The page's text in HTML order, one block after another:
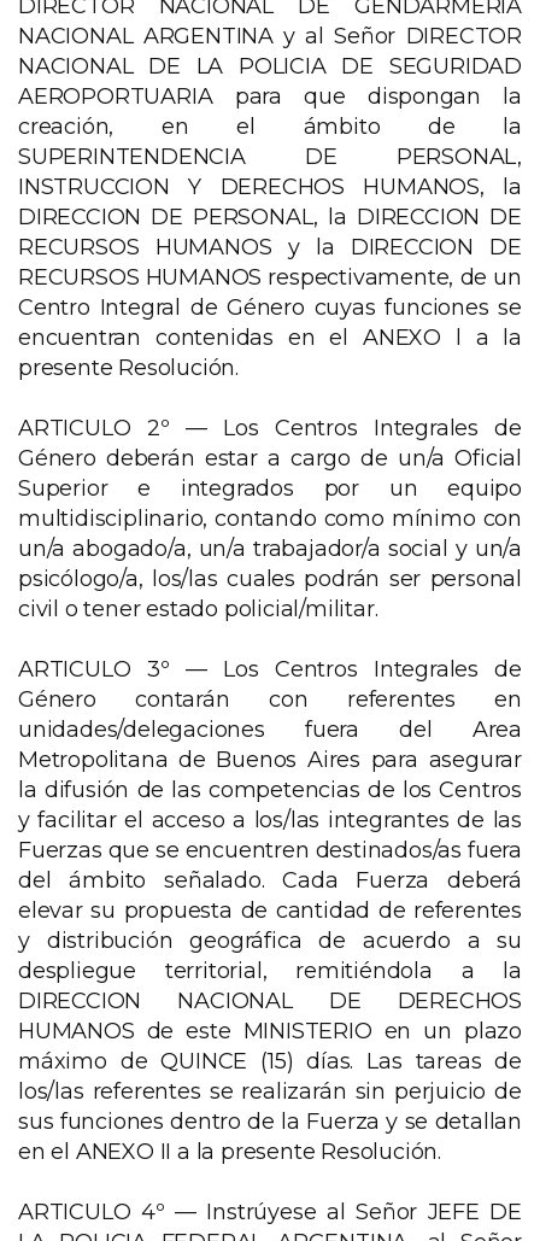
DIRECTOR NACIONAL DE GENDARMERIA
NACIONAL ARGENTINA y al Señor DIRECTOR
NACIONAL DE LA POLICIA DE SEGURIDAD
AEROPORTUARIA para que dispongan la
creación, en el ámbito de la
SUPERINTENDENCIA DE PERSONAL,
INSTRUCCION Y DERECHOS HUMANOS, la
DIRECCION DE PERSONAL, la DIRECCION DE
RECURSOS HUMANOS y la DIRECCION DE
RECURSOS HUMANOS respectivamente, de un
Centro Integral de Género cuyas funciones se
encuentran contenidas en el ANEXO l a la
presente Resolución.
ARTICULO 2º — Los Centros Integrales de
Género deberán estar a cargo de un/a Oficial
Superior e integrados por un equipo
multidisciplinario, contando como mínimo con
un/a abogado/a, un/a trabajador/a social y un/a
psicólogo/a, los/las cuales podrán ser personal
civil o tener estado policial/militar.
ARTICULO 3º — Los Centros Integrales de
Género contarán con referentes en
unidades/delegaciones fuera del Area
Metropolitana de Buenos Aires para asegurar
la difusión de las competencias de los Centros
y facilitar el acceso a los/las integrantes de las
Fuerzas que se encuentren destinados/as fuera
del ámbito señalado. Cada Fuerza deberá
elevar su propuesta de cantidad de referentes
y distribución geográfica de acuerdo a su
despliegue territorial, remitiéndola a la
DIRECCION NACIONAL DE DERECHOS
HUMANOS de este MINISTERIO en un plazo
máximo de QUINCE (15) días. Las tareas de
los/las referentes se realizarán sin perjuicio de
sus funciones dentro de la Fuerza y se detallan
en el ANEXO II a la presente Resolución.
ARTICULO 4º — Instrúyese al Señor JEFE DE